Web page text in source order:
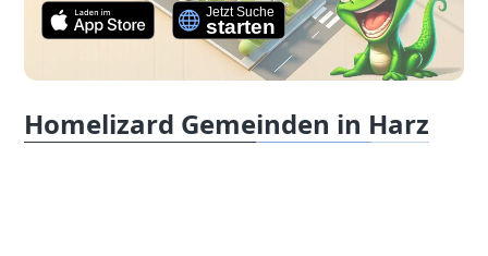
Homelizard Gemeinden in Harz